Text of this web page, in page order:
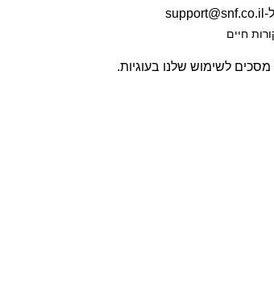
support@snf.co.il
חיים​
לשימוש שלנו בעוגיות.